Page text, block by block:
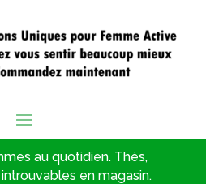
au quotidien. Thés,
en magasin.